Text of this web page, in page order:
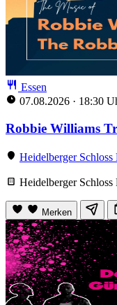
Essen
07.08.2026 · 18:30
Robbie Williams
Heidelberger Schloss
Heidelberger
Merken